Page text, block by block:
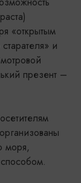
«открытым
и
презент –
моря,